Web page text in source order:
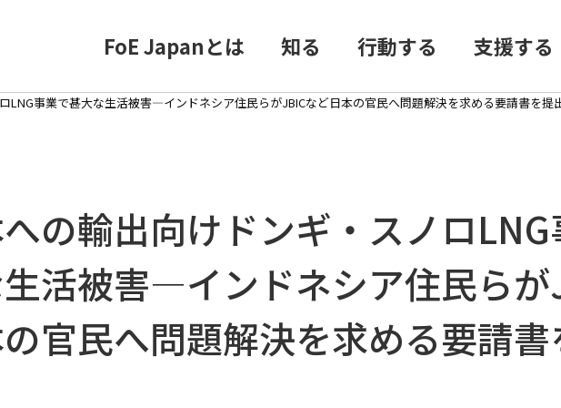
FoE Japanとは 知る 行動する 支援する
LNG事業で甚大な生活被害―インドネシア住民らがJBICなど日本の官民へ問題解決を求める要請書を提
の輸出向けドンギ・スノロ
活被害―インドネシア住民らが
官民へ問題解決を求める要請書